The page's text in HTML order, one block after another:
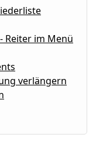
Reiter im Menü
verlängern